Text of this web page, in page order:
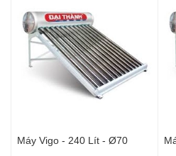
Máy Vigo - 240 Lít - Ø70